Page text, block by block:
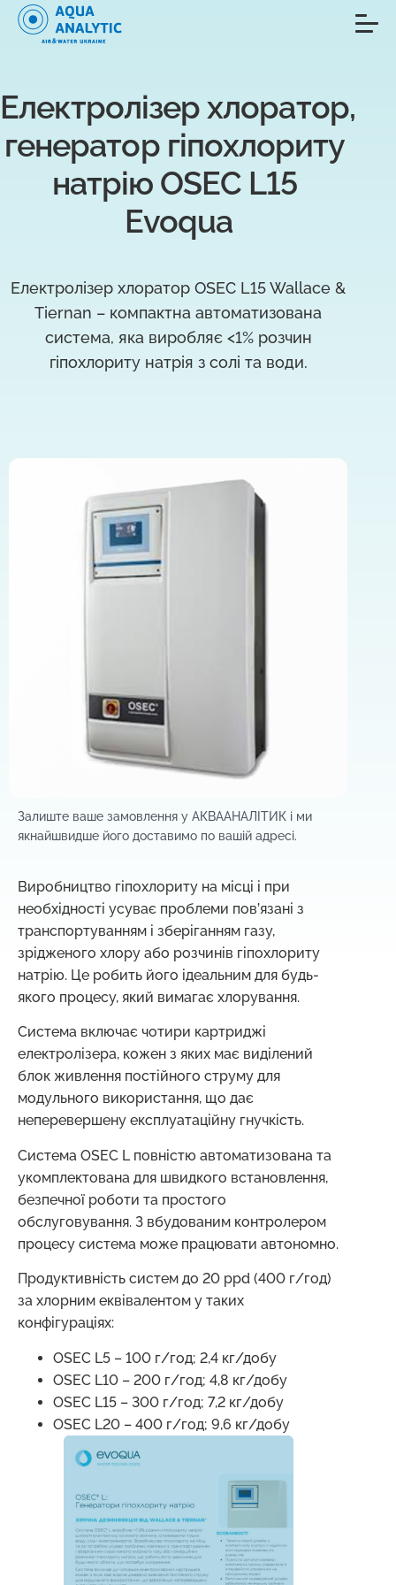
Електролізер хлоратор,
генератор гіпохлориту
натрію OSEC L15
Evoqua
Електролізер хлоратор OSEC L15 Wallace &
Tiernan – компактна автоматизована
система, яка виробляє <1% розчин
гіпохлориту натрія з солі та води.
Залиште ваше замовлення у АКВААНАЛІТИК і ми
якнайшвидше його доставимо по вашій адресі.
Виробництво гіпохлориту на місці і при
необхідності усуває проблеми пов’язані з
транспортуванням і зберіганням газу,
зрідженого хлору або розчинів гіпохлориту
натрію. Це робить його ідеальним для будь-
якого процесу, який вимагає хлорування.
Система включає чотири картриджі
електролізера, кожен з яких має виділений
блок живлення постійного струму для
модульного використання, що дає
неперевершену експлуатаційну гнучкість.
Система OSEC L повністю автоматизована та
укомплектована для швидкого встановлення,
безпечної роботи та простого
обслуговування. З вбудованим контролером
процесу система може працювати автономно.
Продуктивність систем до 20 ppd (400 г/год)
за хлорним еквівалентом у таких
конфігураціях:
OSEC L5 – 100 г/год; 2,4 кг/добу
OSEC L10 – 200 г/год; 4,8 кг/добу
OSEC L15 – 300 г/год; 7,2 кг/добу
OSEC L20 – 400 г/год; 9,6 кг/добу